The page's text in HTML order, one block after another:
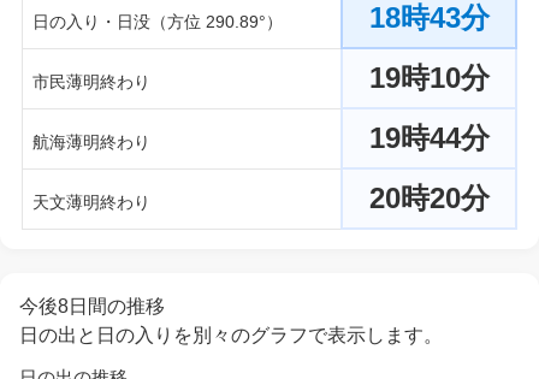
日の入り・日没（方位 290.89°） 18時43分
市民薄明終わり 19時10分
航海薄明終わり 19時44分
天文薄明終わり 20時20分
今後8日間の推移
日の出と日の入りを別々のグラフで表示します。